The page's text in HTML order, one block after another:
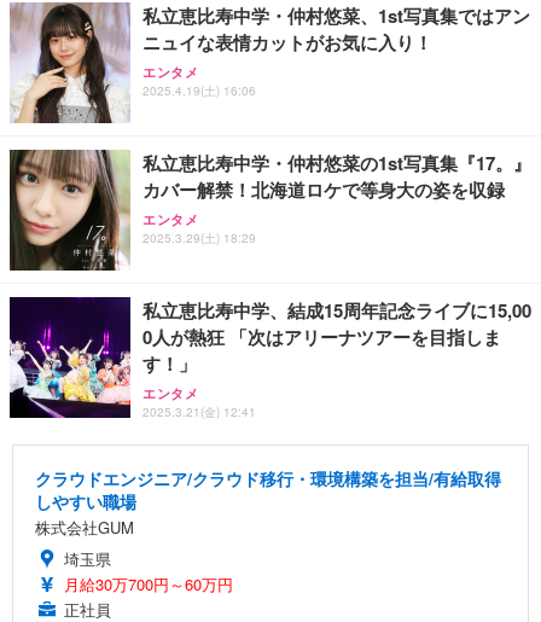
私立恵比寿中学・仲村悠菜、1st写真集ではアン
ニュイな表情カットがお気に入り！
エンタメ
2025.4.19(土) 16:06
私立恵比寿中学・仲村悠菜の1st写真集『17。』
カバー解禁！北海道ロケで等身大の姿を収録
エンタメ
2025.3.29(土) 18:29
私立恵比寿中学、結成15周年記念ライブに15,00
0人が熱狂 「次はアリーナツアーを目指しま
す！」
エンタメ
2025.3.21(金) 12:41
クラウドエンジニア/クラウド移行・環境構築を担当/有給取得
しやすい職場
株式会社GUM
埼玉県
月給30万700円～60万円
正社員